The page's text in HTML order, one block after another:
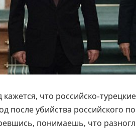
кажется, что российско-
после убийства российского
понимаешь, что